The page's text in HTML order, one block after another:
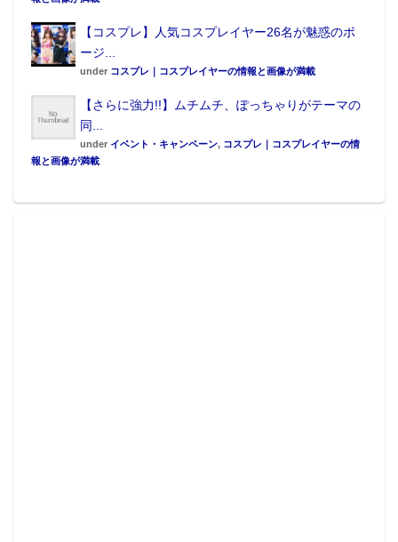
耳紐は柔らかで痛くなりにくく、長さ調節が可能だ。
【Fate/Grand Order -終局特異点 冠位時間神殿ソロモ
ン-】 マスク
■メーカー：『コスパ』
【コスプレ】人気コスプレイヤー26名が魅惑のポ
ージ...
under コスプレ｜コスプレイヤーの情報と画像が満載
【さらに強力!!】ムチムチ、ぽっちゃりがテーマの
同...
under イベント・キャンペーン, コスプレ｜コスプレイヤーの情
報と画像が満載